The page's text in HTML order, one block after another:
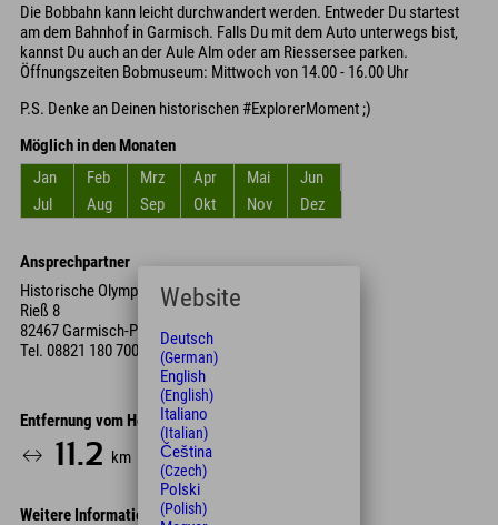
Die Bobbahn kann leicht durchwandert werden. Entweder Du startest
am dem Bahnhof in Garmisch. Falls Du mit dem Auto unterwegs bist,
kannst Du auch an der Aule Alm oder am Riessersee parken.
Öffnungszeiten Bobmuseum: Mittwoch von 14.00 - 16.00 Uhr
P.S. Denke an Deinen historischen #ExplorerMoment ;)
Möglich in den Monaten
Jan
Feb Mrz Apr Mai
Jun
Jul
Aug Sep Okt Nov Dez
Ansprechpartner
Historische Olympia Bobbahn
Rieß 8
82467 Garmisch-Partenkirchen
Tel. 08821 180 700
Entfernung vom Hotel
11.2 km 24
Weitere Informationen
Website
Deutsch
(German)
English
(English)
Italiano
(Italian)
Čeština
(Czech)
Polski
(Polish)